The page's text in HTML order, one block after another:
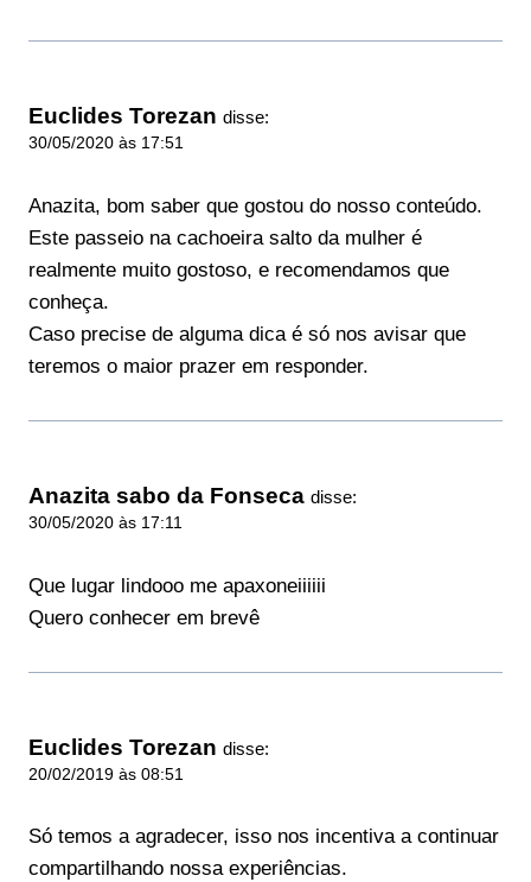
Euclides Torezan disse:
30/05/2020 às 17:51
Anazita, bom saber que gostou do nosso conteúdo.
Este passeio na cachoeira salto da mulher é
realmente muito gostoso, e recomendamos que
conheça.
Caso precise de alguma dica é só nos avisar que
teremos o maior prazer em responder.
Anazita sabo da Fonseca disse:
30/05/2020 às 17:11
Que lugar lindooo me apaxoneiiiiii
Quero conhecer em brevê
Euclides Torezan disse:
20/02/2019 às 08:51
Só temos a agradecer, isso nos incentiva a continuar
compartilhando nossa experiências.